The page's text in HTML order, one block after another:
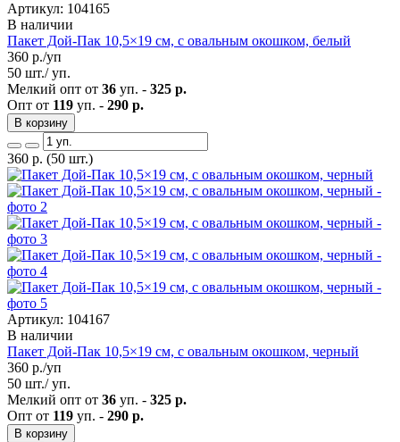
Артикул: 104165
В наличии
Пакет Дой-Пак 10,5×19 см, с овальным окошком, белый
360 р./уп
50 шт./ уп.
Мелкий опт от 36 уп. - 325 р.
Опт от 119 уп. - 290 р.
В корзину
360 р. (50 шт.)
Артикул: 104167
В наличии
Пакет Дой-Пак 10,5×19 см, с овальным окошком, черный
360 р./уп
50 шт./ уп.
Мелкий опт от 36 уп. - 325 р.
Опт от 119 уп. - 290 р.
В корзину